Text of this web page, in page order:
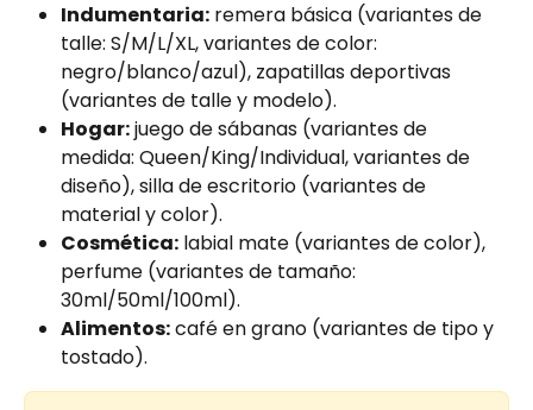
Indumentaria: remera básica (variantes de
talle: S/M/L/XL, variantes de color:
negro/blanco/azul), zapatillas deportivas
(variantes de talle y modelo).
Hogar: juego de sábanas (variantes de
medida: Queen/King/Individual, variantes de
diseño), silla de escritorio (variantes de
material y color).
Cosmética: labial mate (variantes de color),
perfume (variantes de tamaño:
30ml/50ml/100ml).
Alimentos: café en grano (variantes de tipo y
tostado).